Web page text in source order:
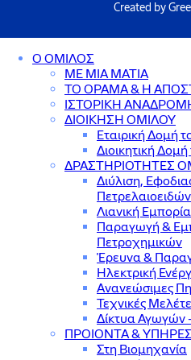
Created by
Ο ΟΜΙΛΟΣ
ΜΕ ΜΙΑ ΜΑΤΙΑ
ΤΟ ΟΡΑΜΑ & Η
ΙΣΤΟΡΙΚΗ
ΔΙΟΙΚΗΣΗ ΟΜΙΛΟΥ
Εταιρική Δομή
Διοικητική
ΔΡΑΣΤΗΡΙΟΤΗΤΕΣ
Διύλιση,
Πετρελαιοειδών
Λιανική
Παραγωγή &
Πετροχημικών
Έρευνα &
Ηλεκτρική
Ανανεώσιμες
Τεχνικές
Δίκτυα Αγωγών
ΠΡΟΙΟΝΤΑ &
Στη Βιομηχανία